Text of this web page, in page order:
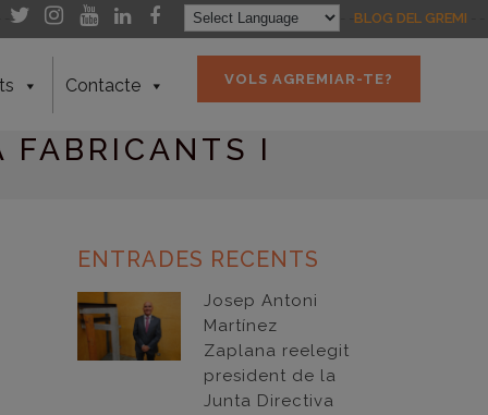
BLOG DEL GREMI
VOLS AGREMIAR-TE?
Contacte
FABRICANTS I
ENTRADES RECENTS
Josep Antoni
Martínez
Zaplana reelegit
president de la
Junta Directiva